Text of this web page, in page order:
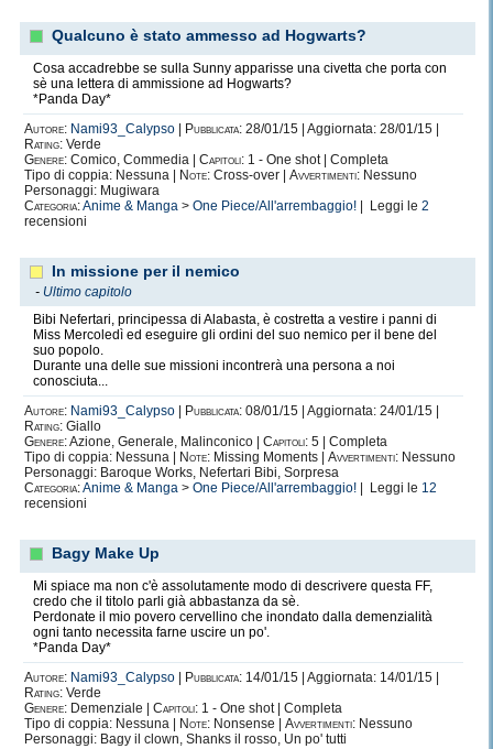
Soul Eater
Toradora
Psycho Pass
La mia lista di anime da guardare/libri da leggere/serie tv da iniziare è
FanFiction
Mi trovo molto a mio agio nello scrivere generi soft (commedia, comico,
demenziale, sentimentale, romantico, slice of life) e mi piace da pazzi
perdermi nell’introspettivo.
Mi piacerebbe molto essere capace di scrivere long
Qualcuno è stato ammesso ad Hogwarts?
Cosa accadrebbe se sulla Sunny apparisse una civetta che porta con
sè una lettera di ammissione ad Hogwarts?
*Panda Day*
Autore: Nami93_Calypso Pubblicata: 28/01/15 | Aggiornata: 28/01/15 |
Rating: Verde
Genere: Comico, Commedia | Capitoli: 1 - One shot | Completa
Tipo di coppia: Nessuna |
Note: Cross-over | Avvertimenti: Nessuno
Personaggi: Mugiwara
Categoria:Anime & Manga > One Piece/All'arrembaggio! | Leggi le 2
recensioni
In missione per il nemico
- Ultimo capitolo
Bibi Nefertari, principessa di Alabasta, è costretta a vestire i panni di
Miss Mercoledì ed eseguire gli ordini del suo nemico per il bene del
suo popolo.
Durante una delle sue missioni incontrerà una persona a noi
conosciuta...
Autore: Nami93_Calypso Pubblicata: 08/01/15 | Aggiornata: 24/01/15 |
Rating: Giallo
Genere:Azione, Generale, Malinconico | Capitoli: 5 | Completa
Tipo di coppia: Nessuna |
Note: Missing Moments | Avvertimenti: Nessuno
Personaggi: Baroque Works, Nefertari Bibi, Sorpresa
Categoria:Anime & Manga > One Piece/All'arrembaggio! | Leggi le 12
recensioni
Bagy Make Up
Mi spiace ma non c'è assolutamente modo di descrivere questa FF,
credo che il titolo parli già abbastanza da sè.
Perdonate il mio povero cervellino che inondato dalla demenzialità
ogni tanto necessita farne uscire un po'.
*Panda Day*
Autore: Nami93_Calypso Pubblicata: 14/01/15 | Aggiornata: 14/01/15 |
Rating: Verde
Genere: Demenziale | Capitoli: 1 - One shot | Completa
Tipo di coppia: Nessuna |
Note: Nonsense | Avvertimenti: Nessuno
Personaggi: Bagy il clown, Shanks il rosso, Un po' tutti